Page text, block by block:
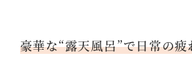
豪華な“露天風呂”で日常の